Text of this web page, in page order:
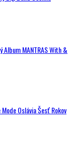
MANTRAS With &
Oslávia Šesť Rokov